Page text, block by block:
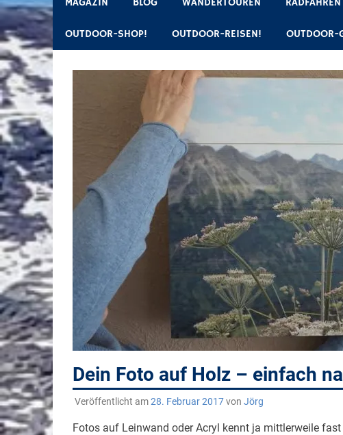
OUTDOOR-SHOP! OUTDOOR-REISEN! OUTDOOR-
Dein Foto auf Holz – einfach
Veröffentlicht am28. Februar 2017von Jörg
Fotos auf Leinwand oder Acryl kennt ja mittlerweile